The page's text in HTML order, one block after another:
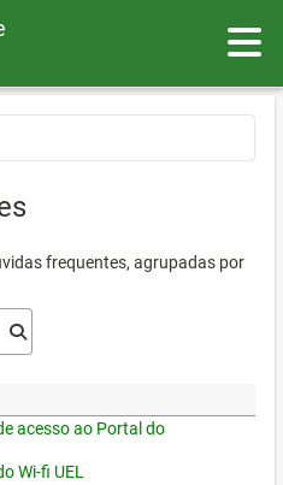
frequentes, agrupadas por
acesso ao Portal do
Wi-fi UEL